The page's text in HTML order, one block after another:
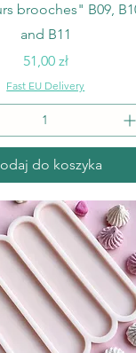
brooches" B09,
and B11
Cena
51,00 zł
Fast EU Delivery
do koszyka